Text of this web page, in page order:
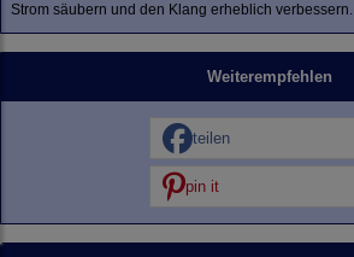
Strom säubern und den Klang erheblich verbessern.
Weiterempfehlen
teilen
pin it